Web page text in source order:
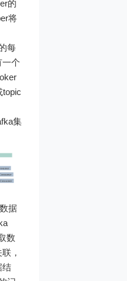
的
将
每
一个
topic
集
据
数
，
结